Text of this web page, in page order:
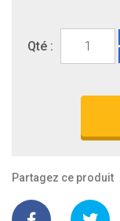
Qté :
Partagez ce produit